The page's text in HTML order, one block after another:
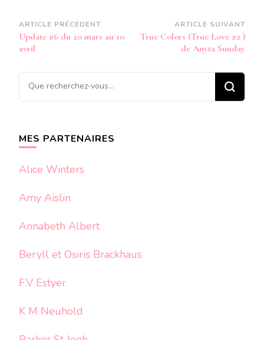
Navigation
d’article
ARTICLE PRÉCÉDENT
Update #6 du 20 mars au 10
avril
ARTICLE SUIVANT
True Colors (True Love #2 )
de Anyta Sunday
Vous
recherchiez
MES PARTENAIRES
Alice Winters
Amy Aislin
Annabeth Albert
Beryll et Osiris Brackhaus
F.V Estyer
K M Neuhold